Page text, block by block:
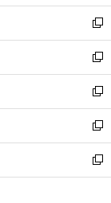
開
く
ウ
で
開
く
ン
ド
ウ
で
開
く
ウ
ィ
ン
ド
ウ
で
開
く
し
い
ウ
ィ
ン
ド
ウ
で
開
く
新
し
い
ウ
ィ
ン
ド
ウ
で
開
新
し
い
ウ
ィ
ン
ド
ウ
新
し
い
ウ
ィ
ン
新
し
い
ウ
新
し